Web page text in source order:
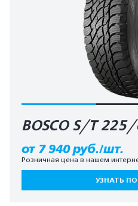
BOSCO S/T
от 7 940 руб./шт.
Розничная цена в нашем
УЗНАТЬ